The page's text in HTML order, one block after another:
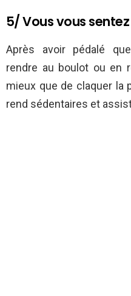
5/ Vous vous
Après avoir pédalé
rendre au boulot ou en
mieux que de claquer la
rend sédentaires et